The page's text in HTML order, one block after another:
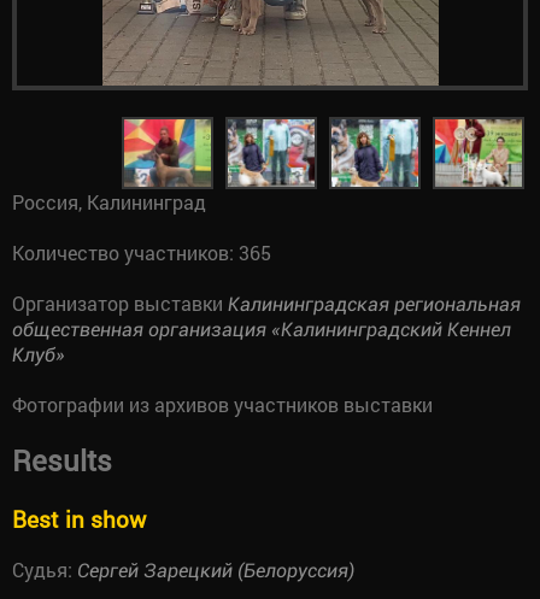
Россия, Калининград
Количество участников: 365
Организатор выставки Калининградская региональная
общественная организация «Калининградский Кеннел
Клуб»
Фотографии из архивов участников выставки
Results
Best in show
Судья: Сергей Зарецкий (Белоруссия)